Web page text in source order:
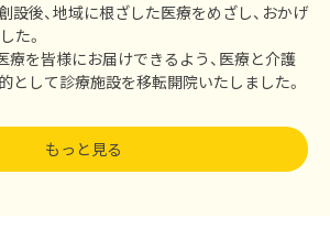
設後、地域に根ざした医療をめざし、おかげ
た。
療を皆様にお届けできるよう、 医療と介護
として診療施設を移転開院いたしました。
もっと見る